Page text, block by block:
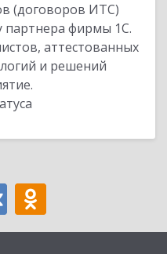
(договоров ИТС)
партнера фирмы 1С.
аттестованных
и решений